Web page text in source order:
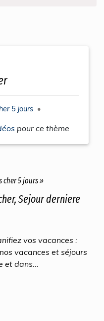
5 jours •
pour ce thème
cher 5 jours »
Sejour derniere
vos vacances :
vacances et séjours
et dans...